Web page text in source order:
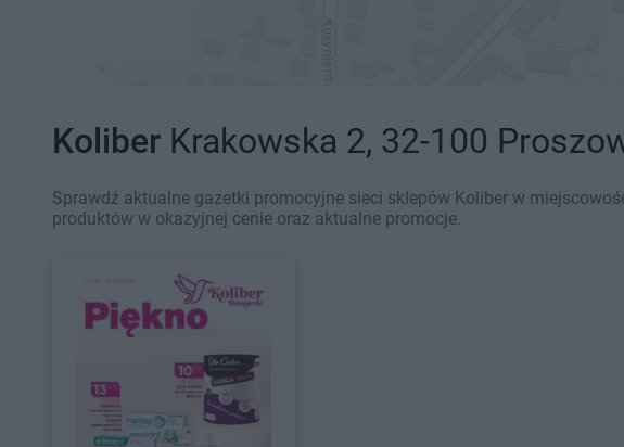
Koliber Krakowska 2, 32-100
Sprawdź aktualne gazetki promocyjne sieci sklepów Koliber w
produktów w okazyjnej cenie oraz aktualne promocje.